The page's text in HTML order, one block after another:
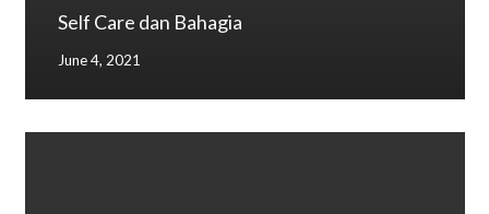
Self Care dan Bahagia
June 4, 2021